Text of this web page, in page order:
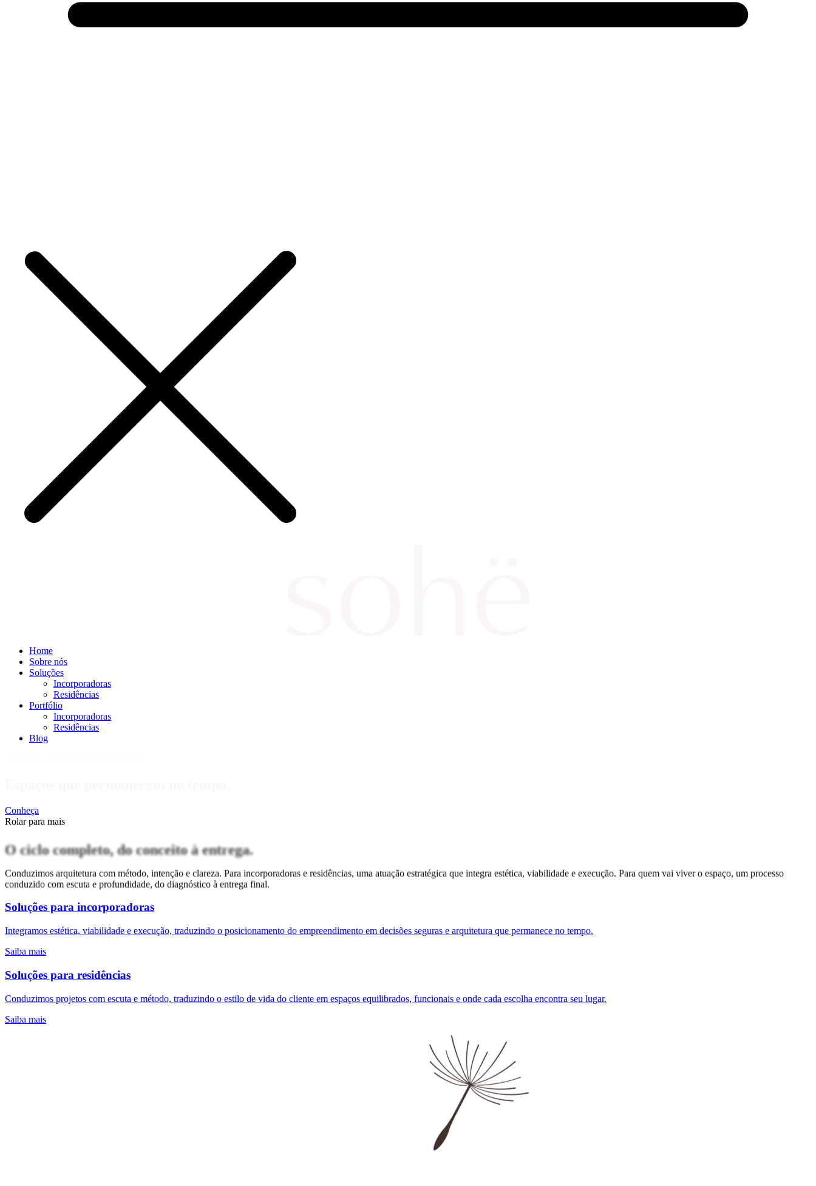
Home
Sobre nós
Soluções
Incorporadoras
Residências
Portfólio
Incorporadoras
Residências
Blog
Conheça
Rolar para mais
O ciclo completo, do conceito à entrega.
Conduzimos arquitetura com método, intenção e clareza. Para incorporadoras e residências, uma atuação estratégica que integra estética, viabilidade e execução. Para quem vai viver o espaço, um processo
conduzido com escuta e profundidade, do diagnóstico à entrega final.
Soluções para incorporadoras
Integramos estética, viabilidade e execução, traduzindo o posicionamento do empreendimento em decisões seguras e arquitetura que permanece no tempo.
Saiba mais
Soluções para residências
Conduzimos projetos com escuta e método, traduzindo o estilo de vida do cliente em espaços equilibrados, funcionais e onde cada escolha encontra seu lugar.
Saiba mais